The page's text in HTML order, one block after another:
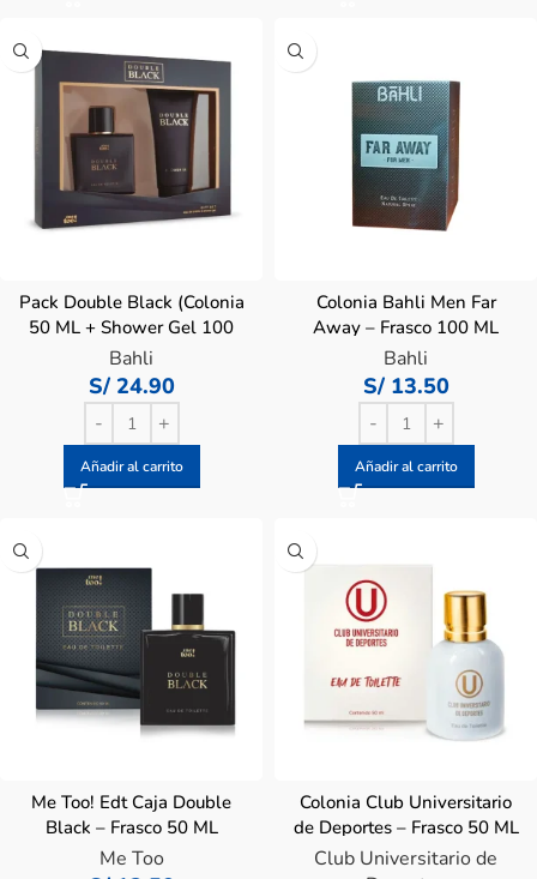
Pack Double Black (Colonia
50 ML + Shower Gel 100
ML)
Bahli
S/24.90
Añadir al carrito
Colonia Bahli Men Far
Away – Frasco 100 ML
Bahli
S/13.50
Añadir al carrito
Me Too! Edt Caja Double
Black – Frasco 50 ML
Me Too
Colonia Club Universitario
de Deportes – Frasco 50 ML
Club Universitario de